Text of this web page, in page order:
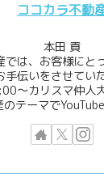
ココカラ不動
本田 貢
では、お客様にと
伝いをさせてい
〜カリスマ仲人
のテーマで